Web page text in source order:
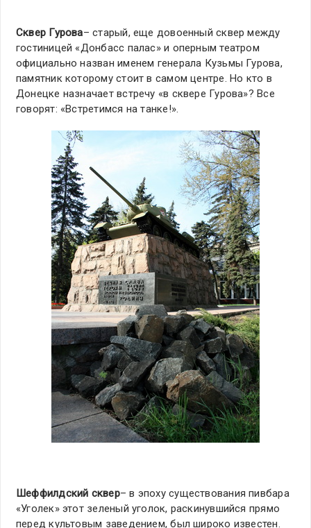
Сквер Гурова– старый, еще довоенный сквер между
гостиницей «Донбасс палас» и оперным театром
официально назван именем генерала Кузьмы Гурова,
памятник которому стоит в самом центре. Но кто в
Донецке назначает встречу «в сквере Гурова»? Все
говорят: «Встретимся на танке!».
Шеффилдский сквер– в эпоху существования пивбара
«Уголек» этот зеленый уголок, раскинувшийся прямо
перед культовым заведением, был широко известен.